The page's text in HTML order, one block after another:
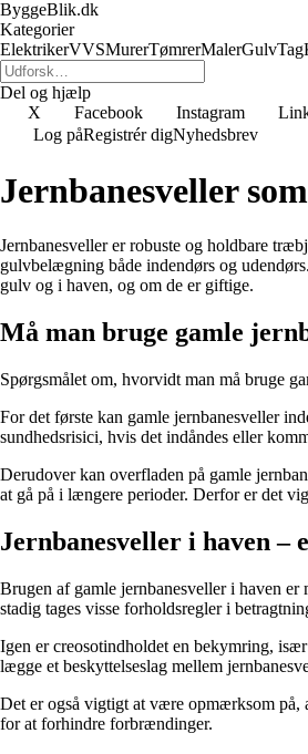
ByggeBlik.dk
Kategorier
ElektrikerVVSMurerTømrerMalerGulvTag
Del og hjælp
X
Facebook Instagram
Log påRegistrér digNyhedsbrev
Jernbanesveller
Jernbanesveller er robuste og holdbare
gulvbelægning både indendørs og
gulv og i haven, og om de er giftige.
Må man bruge gamle
Spørgsmålet om, hvorvidt man må bruge
For det første kan gamle jernbanesveller
sundhedsrisici, hvis det indåndes eller
Derudover kan overfladen på gamle
at gå på i længere perioder. Derfor er det
Jernbanesveller i haven –
Brugen af gamle jernbanesveller i haven
stadig tages visse forholdsregler i
Igen er creosotindholdet en bekymring,
lægge et beskyttelseslag mellem
Det er også vigtigt at være opmærksom på,
for at forhindre forbrændinger.